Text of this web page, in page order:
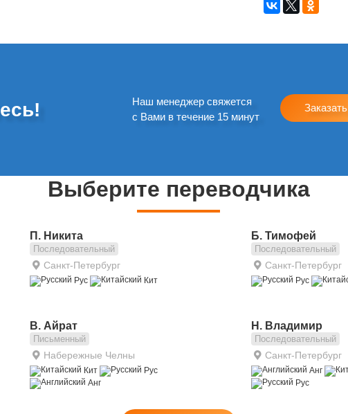
Наш менеджер свяжется
с Вами в течение 15 минут
Заказать
Выберите переводчика
П. Никита
Последовательный
Санкт-Петербург
Рус Кит
Б. Тимофей
Последовательный
Санкт-Петербург
Рус
В. Айрат
Письменный
Набережные Челны
Кит
Рус
Анг
Н. Владимир
Последовательный
Санкт-Петербург
Анг
Рус